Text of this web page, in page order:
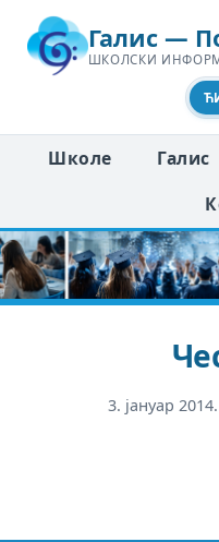
Галис —
ШКОЛСКИ
Школе Галис
3. јануар 2014.